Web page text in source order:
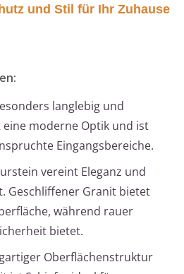
und Stil für Ihr Zuhause
langlebig und
moderne Optik und ist
Eingangsbereiche.
vereint Eleganz und
Geschliffener Granit bietet
während rauer
bietet.
Oberflächenstruktur